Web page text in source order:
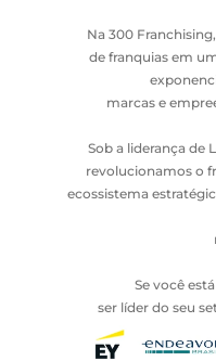
Na 300
de franquias em
marcas e
Sob a liderança de
revolucionamos o
ecossistema
Se você
ser líder do seu